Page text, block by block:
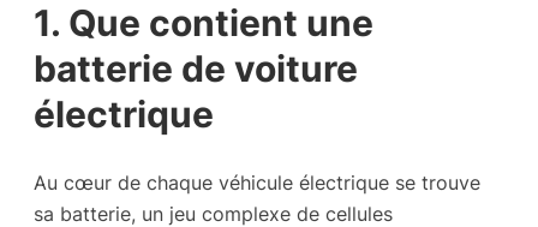
1. Que contient une
batterie de voiture
électrique
Au cœur de chaque véhicule électrique se trouve
sa batterie, un jeu complexe de cellules